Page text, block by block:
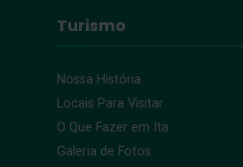
Turismo
Nossa História
Locais Para Visitar
O Que Fazer em Ita
Galeria de Fotos